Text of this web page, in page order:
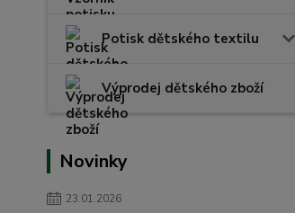
Potisk dětského textilu
Výprodej dětského zboží
Novinky
23.01.2026